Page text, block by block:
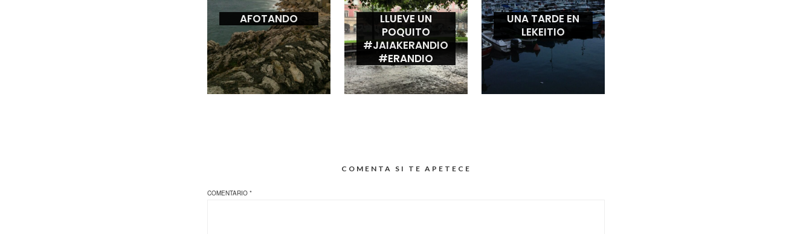
AFOTANDO
LLUEVE UN
POQUITO
#JAIAKERANDIO
#ERANDIO
UNA TARDE EN
LEKEITIO
COMENTA SI TE APETECE
COMENTARIO *